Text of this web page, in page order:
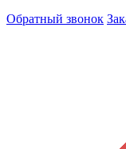
Обратный звонок